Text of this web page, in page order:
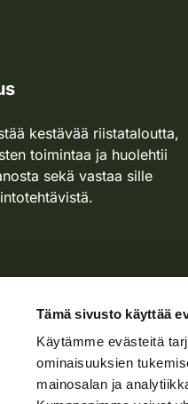
Tämä sivusto käyttää
Käytämme evästeitä
ominaisuuksien
mainosalan ja
kestävää riistataloutta,
toimintaa ja huolehtii
sekä vastaa sille